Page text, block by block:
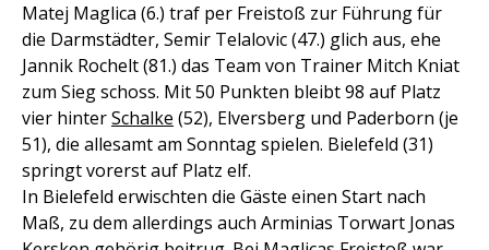
Matej Maglica (6.) traf per Freistoß zur Führung für
die Darmstädter, Semir Telalovic (47.) glich aus, ehe
Jannik Rochelt (81.) das Team von Trainer Mitch Kniat
zum Sieg schoss. Mit 50 Punkten bleibt 98 auf Platz
vier hinterSchalke (52), Elversberg und Paderborn (je
51), die allesamt am Sonntag spielen. Bielefeld (31)
springt vorerst auf Platz elf.
In Bielefeld erwischten die Gäste einen Start nach
Maß, zu dem allerdings auch Arminias Torwart Jonas